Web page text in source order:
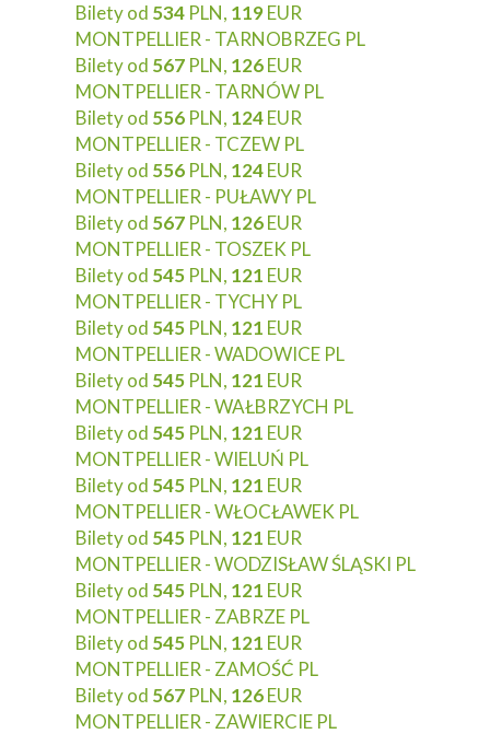
Bilety od 534 PLN, 119EUR
MONTPELLIER - TARNOBRZEG PL
Bilety od 567 PLN, 126EUR
MONTPELLIER - TARNÓW PL
Bilety od 556 PLN, 124EUR
MONTPELLIER - TCZEW PL
Bilety od 556 PLN, 124EUR
MONTPELLIER - PUŁAWY PL
Bilety od 567 PLN, 126EUR
MONTPELLIER - TOSZEK PL
Bilety od 545 PLN, 121 EUR
MONTPELLIER - TYCHY PL
Bilety od 545 PLN, 121 EUR
MONTPELLIER - WADOWICE PL
Bilety od 545 PLN, 121 EUR
MONTPELLIER - WAŁBRZYCH PL
Bilety od 545 PLN, 121 EUR
MONTPELLIER - WIELUŃ PL
Bilety od 545 PLN, 121 EUR
MONTPELLIER - WŁOCŁAWEK PL
Bilety od 545 PLN, 121 EUR
MONTPELLIER - WODZISŁAW ŚLĄSKI PL
Bilety od 545 PLN, 121 EUR
MONTPELLIER - ZABRZE PL
Bilety od 545 PLN, 121 EUR
MONTPELLIER - ZAMOŚĆ PL
Bilety od 567 PLN, 126EUR
MONTPELLIER - ZAWIERCIE PL